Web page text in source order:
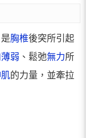
是胸椎後突所引起
弱 、鬆弛無力所
的力量，並牽拉